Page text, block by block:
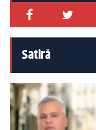
Satiră